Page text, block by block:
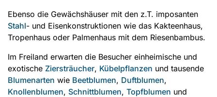
Ebenso die Gewächshäuser mit den z.T. imposanten
Stahl- und Eisenkonstruktionen wie das Kakteenhaus,
Tropenhaus oder Palmenhaus mit dem Riesenbambus.
Im Freiland erwarten die Besucher einheimische und
exotische Ziersträucher, Kübelpflanzen und tausende
Blumenarten wie Beetblumen, Duftblumen,
Knollenblumen, Schnittblumen, Topfblumen und